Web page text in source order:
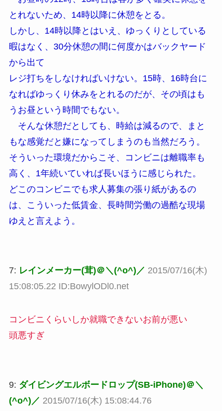
とれないため、14時以降に休憩をとる。
しかし、14時以降とはいえ、ゆっくりとしている
暇はなく、30分休憩の間に何度かはバックヤード
から出て
レジ打ちをしなければいけない。15時、16時台に
なればゆっくり休みをとれるのだが、その頃はも
うお昼という時間でもない。
そんな休憩だとしても、時給は減るので、まと
もな感覚だと嫌になってしまうのも当然だろう。
そういった環境だからこそ、コンビニは離職率も
高く、1年続いていれば長いほうに感じられた。
どこのコンビニでも求人募集の張り紙があるの
は、こういった低賃金、長時間労働の過酷な現場
ゆえと言えよう。
7: レインメーカー(茸)＠＼(^o^)／ 2015/07/16(木)
15:08:05.22 ID:BowylODl0.net
コンビニくらいしか就職できないお前が悪い
頭悪すぎ
9: ダイビングエルボードロップ(SB-iPhone)＠＼
(^o^)／ 2015/07/16(木) 15:08:44.76